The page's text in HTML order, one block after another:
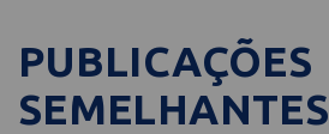
PUBLICAÇÕES
SEMELHANTES